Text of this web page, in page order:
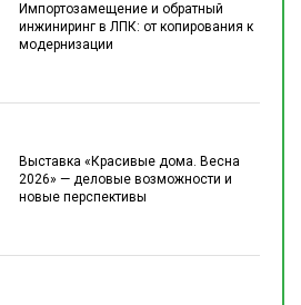
Импортозамещение и обратный
инжиниринг в ЛПК: от копирования к
модернизации
Выставка «Красивые дома. Весна
2026» — деловые возможности и
новые перспективы